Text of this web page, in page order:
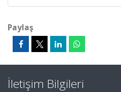
Paylaş
İletişim Bilgileri